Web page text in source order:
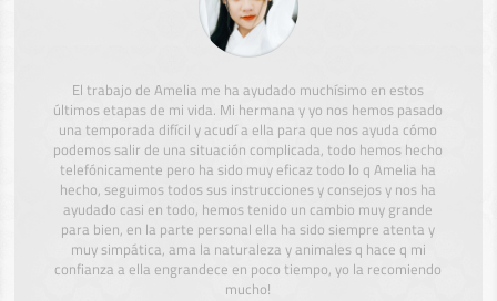
El trabajo de Amelia me ha ayudado muchísimo en estos
últimos etapas de mi vida. Mi hermana y yo nos hemos pasado
una temporada difícil y acudí a ella para que nos ayuda cómo
podemos salir de una situación complicada, todo hemos hecho
telefónicamente pero ha sido muy eficaz todo lo q Amelia ha
hecho, seguimos todos sus instrucciones y consejos y nos ha
ayudado casi en todo, hemos tenido un cambio muy grande
para bien, en la parte personal ella ha sido siempre atenta y
muy simpática, ama la naturaleza y animales q hace q mi
confianza a ella engrandece en poco tiempo, yo la recomiendo
mucho!